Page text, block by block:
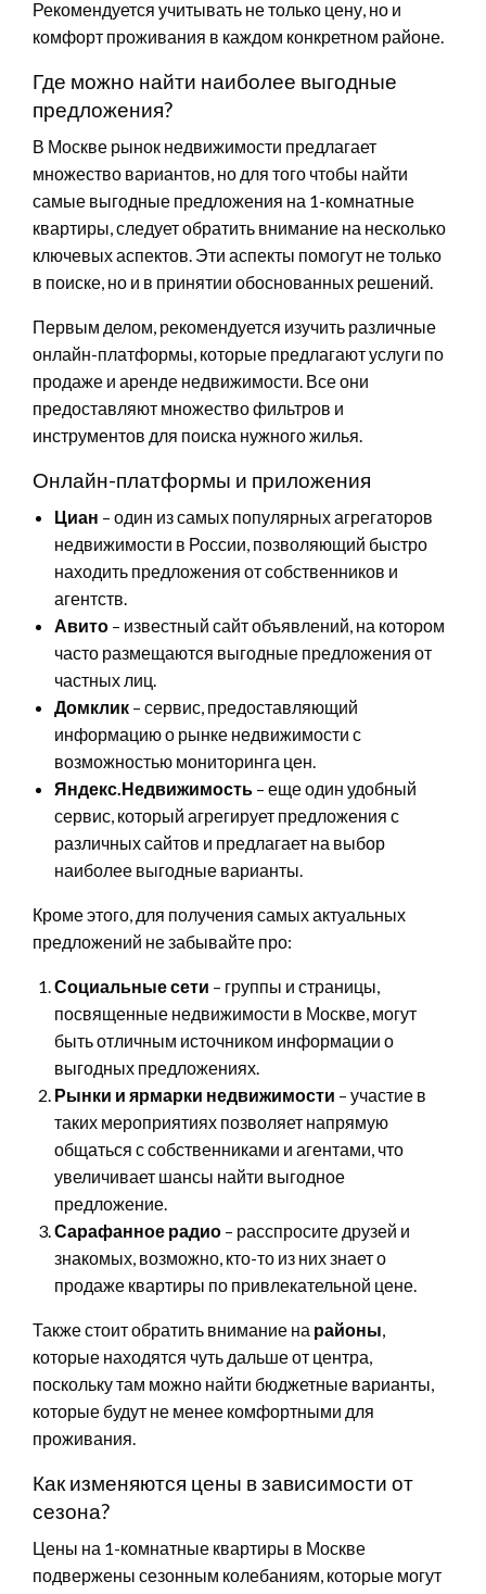
Рекомендуется учитывать не только цену, но и
комфорт проживания в каждом конкретном районе.
Где можно найти наиболее выгодные
предложения?
В Москве рынок недвижимости предлагает
множество вариантов, но для того чтобы найти
самые выгодные предложения на 1-комнатные
квартиры, следует обратить внимание на несколько
ключевых аспектов. Эти аспекты помогут не только
в поиске, но и в принятии обоснованных решений.
Первым делом, рекомендуется изучить различные
онлайн-платформы, которые предлагают услуги по
продаже и аренде недвижимости. Все они
предоставляют множество фильтров и
инструментов для поиска нужного жилья.
Онлайн-платформы и приложения
Циан – один из самых популярных агрегаторов
недвижимости в России, позволяющий быстро
находить предложения от собственников и
агентств.
Авито – известный сайт объявлений, на котором
часто размещаются выгодные предложения от
частных лиц.
Домклик – сервис, предоставляющий
информацию о рынке недвижимости с
возможностью мониторинга цен.
Яндекс.Недвижимость – еще один удобный
сервис, который агрегирует предложения с
различных сайтов и предлагает на выбор
наиболее выгодные варианты.
Кроме этого, для получения самых актуальных
предложений не забывайте про:
Социальные сети – группы и страницы,
посвященные недвижимости в Москве, могут
быть отличным источником информации о
выгодных предложениях.
Рынки и ярмарки недвижимости – участие в
таких мероприятиях позволяет напрямую
общаться с собственниками и агентами, что
увеличивает шансы найти выгодное
предложение.
Сарафанное радио – расспросите друзей и
знакомых, возможно, кто-то из них знает о
продаже квартиры по привлекательной цене.
Также стоит обратить внимание на районы,
которые находятся чуть дальше от центра,
поскольку там можно найти бюджетные варианты,
которые будут не менее комфортными для
проживания.
Как изменяются цены в зависимости от
сезона?
Цены на 1-комнатные квартиры в Москве
подвержены сезонным колебаниям, которые могут